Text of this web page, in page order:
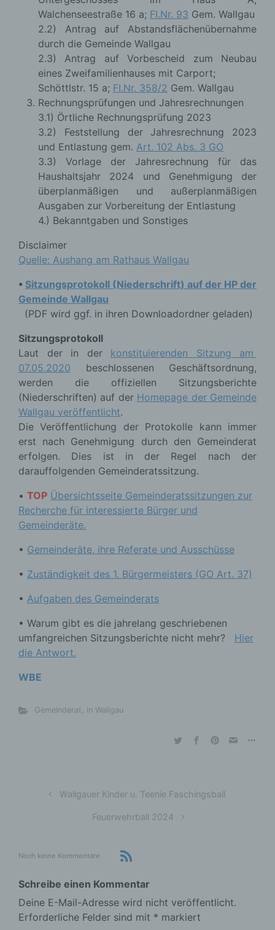
Walchenseestraße 16 a; FI.Nr. 93 Gem. Wallgau
2.2) Antrag auf Abstandsflächenübernahme
durch die Gemeinde Wallgau
2.3) Antrag auf Vorbescheid zum Neubau
eines Zweifamilienhauses mit Carport;
Schöttlstr. 15 a; FI.Nr. 358/2 Gem. Wallgau
Rechnungsprüfungen und Jahresrechnungen
3.1) Örtliche Rechnungsprüfung 2023
3.2) Feststellung der Jahresrechnung 2023
und Entlastung gem. Art. 102 Abs. 3 GO
3.3) Vorlage der Jahresrechnung für das
Haushaltsjahr 2024 und Genehmigung der
überplanmäßigen und außerplanmäßigen
Ausgaben zur Vorbereitung der Entlastung
4.) Bekanntgaben und Sonstiges
Disclaimer
Quelle: Aushang am Rathaus Wallgau
• Sitzungsprotokoll (Niederschrift) auf der HP der
Gemeinde Wallgau
(PDF wird ggf. in ihren Downloadordner geladen)
Sitzungsprotokoll
Laut der in der konstituierenden Sitzung am
07.05.2020 beschlossenen Geschäftsordnung,
werden die offiziellen Sitzungsberichte
(Niederschriften) auf der Homepage der Gemeinde
Wallgau veröffentlicht.
Die Veröffentlichung der Protokolle kann immer
erst nach Genehmigung durch den Gemeinderat
erfolgen. Dies ist in der Regel nach der
darauffolgenden Gemeinderatssitzung.
• TOP Übersichtsseite Gemeinderatssitzungen zur
Recherche für interessierte Bürger und
Gemeinderäte.
• Gemeinderäte, ihre Referate und Ausschüsse
• Zuständigkeit des 1. Bürgermeisters (GO Art. 37)
• Aufgaben des Gemeinderats
• Warum gibt es die jahrelang geschriebenen
umfangreichen Sitzungsberichte nicht mehr? Hier
die Antwort.
WBE
Gemeinderat, in Wallgau
Wallgauer Kinder u. Teenie Faschingsball
Feuerwehrball 2024
Noch keine Kommentare
Schreibe einen Kommentar
Deine E-Mail-Adresse wird nicht veröffentlicht.
Erforderliche Felder sind mit * markiert